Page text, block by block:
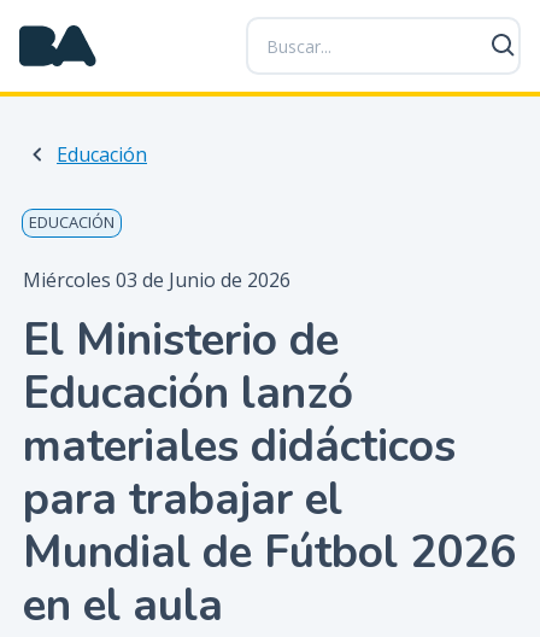
P
a
s
a
n
e
i
r
i
n
Educación
EDUCACIÓN
Miércoles 03 de Junio de 2026
El Ministerio de
Educación lanzó
materiales didácticos
para trabajar el
Mundial de Fútbol 2026
en el aula